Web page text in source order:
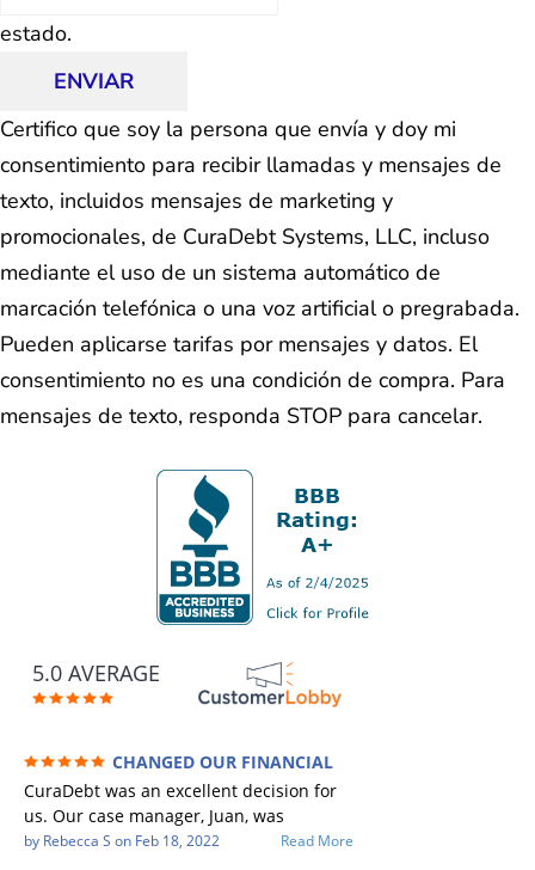
estado.
ENVIAR
Certifico que soy la persona que envía y doy mi
consentimiento para recibir llamadas y mensajes de
texto, incluidos mensajes de marketing y
promocionales, de CuraDebt Systems, LLC, incluso
mediante el uso de un sistema automático de
marcación telefónica o una voz artificial o pregrabada.
Pueden aplicarse tarifas por mensajes y datos. El
consentimiento no es una condición de compra. Para
mensajes de texto, responda STOP para cancelar.
5.0 AVERAGE
CHANGED OUR FINANCIAL
FUTURE (credit 200 Points / 90 K in debt
GONE)
CuraDebt was an excellent decision for
us. Our case manager, Juan, was
incredible to work with. He and Julio
by Rebecca S on Feb 18, 2022 Read More